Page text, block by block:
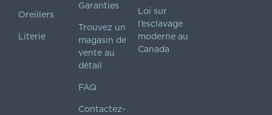
Oreillers
Literie
Garanties
Trouvez un
magasin de
vente au
détail
FAQ
Contactez-
Loi sur
l’esclavage
moderne au
Canada